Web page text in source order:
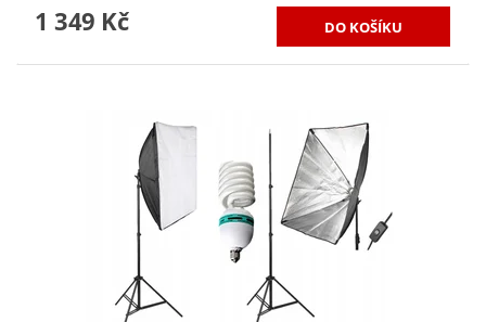
1 349 Kč